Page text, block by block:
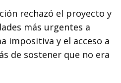
rechazó el proyecto y
más urgentes a
impositiva y el acceso a
de sostener que no era